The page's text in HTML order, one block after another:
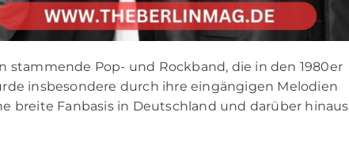
stammende Pop- und Rockband, die in den 1980er
insbesondere durch ihre eingängigen Melodien
breite Fanbasis in Deutschland und darüber hinaus